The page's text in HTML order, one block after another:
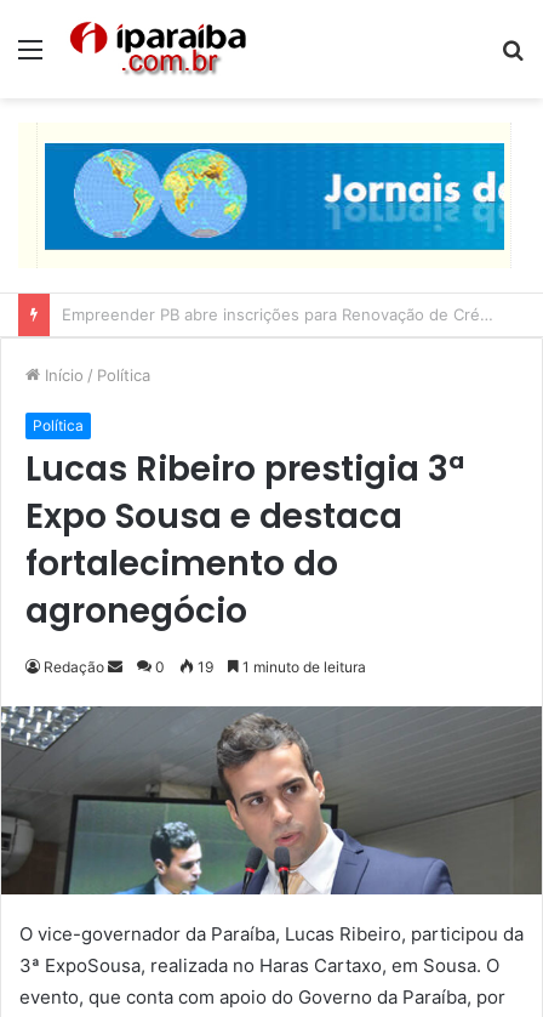
Menu
Lucas Ribeiro inspeciona obras da última etapa do Centro de Convenções
Início / Política
Política
Lucas Ribeiro prestigia 3ª
Expo Sousa e destaca
fortalecimento do
agronegócio
Redação
-
m
a
0 19 1 minuto de leitura
O vice-governador da Paraíba, Lucas Ribeiro, participou da
3ª ExpoSousa, realizada no Haras Cartaxo, em Sousa. O
evento, que conta com apoio do Governo da Paraíba, por